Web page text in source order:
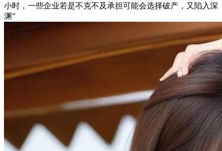
小时，一些企业若是不克不及承担可能会选择破产，又陷入深
渊”